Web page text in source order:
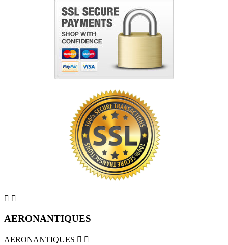
 
AERONANTIQUES
AERONANTIQUES  